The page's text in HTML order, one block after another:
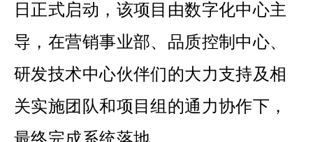
日正式启动，该项目由数字化中心主
导，在营销事业部、品质控制中心、
研发技术中心伙伴们的大力支持及相
关实施团队和项目组的通力协作下，